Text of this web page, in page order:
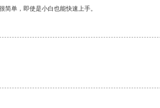
单，即使是小白也能快速上手。